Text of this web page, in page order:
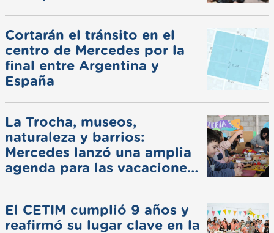
Cortarán el tránsito en el
centro de Mercedes por la
final entre Argentina y
España
La Trocha, museos,
naturaleza y barrios:
Mercedes lanzó una amplia
agenda para las vacaciones
El CETIM cumplió 9 años y
reafirmó su lugar clave en la